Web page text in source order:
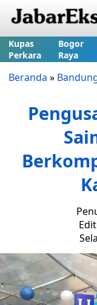
Kupas
Perkara
Bogor
Raya
Beranda »